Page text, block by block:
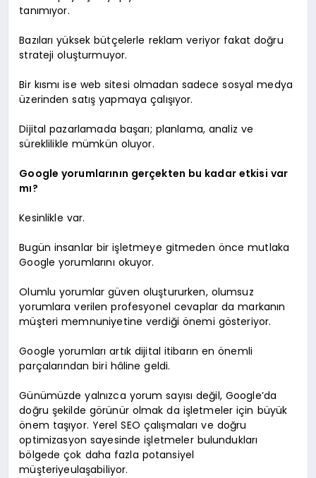
tanımıyor.
Bazıları yüksek bütçelerle reklam veriyor fakat doğru
strateji oluşturmuyor.
Bir kısmı ise web sitesi olmadan sadece sosyal medya
üzerinden satış yapmaya çalışıyor.
Dijital pazarlamada başarı; planlama, analiz ve
süreklilikle mümkün oluyor.
Google yorumlarının gerçekten bu kadar etkisi var
mı?
Kesinlikle var.
Bugün insanlar bir işletmeye gitmeden önce mutlaka
Google yorumlarını okuyor.
Olumlu yorumlar güven oluştururken, olumsuz
yorumlara verilen profesyonel cevaplar da markanın
müşteri memnuniyetine verdiği önemi gösteriyor.
Google yorumları artık dijital itibarın en önemli
parçalarından biri hâline geldi.
Günümüzde yalnızca yorum sayısı değil, Google’da
doğru şekilde görünür olmak da işletmeler için büyük
önem taşıyor. Yerel SEO çalışmaları ve doğru
optimizasyon sayesinde işletmeler bulundukları
bölgede çok daha fazla potansiyel
müşteriyeulaşabiliyor.